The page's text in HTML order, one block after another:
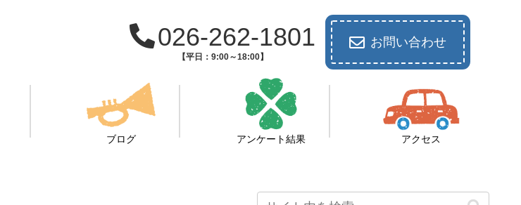
026-262-1801
【平日：9:00～18:00】
お問い合わせ
ブログ アンケート結果 アクセス